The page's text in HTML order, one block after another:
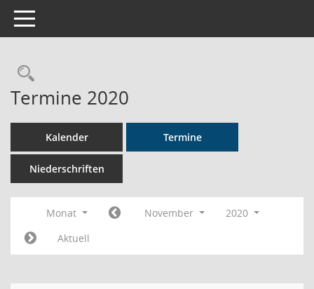
Toggle navigation
Rechercheauswahl
Termine 2020
Kalender Termine
Niederschriften
Monat November
2020
Aktuell